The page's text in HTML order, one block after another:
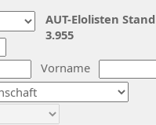
Vorname
AUT-Elolisten
3.955